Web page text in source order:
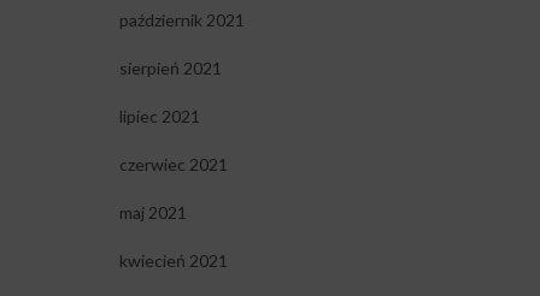
październik 2021
sierpień 2021
lipiec 2021
czerwiec 2021
maj 2021
kwiecień 2021